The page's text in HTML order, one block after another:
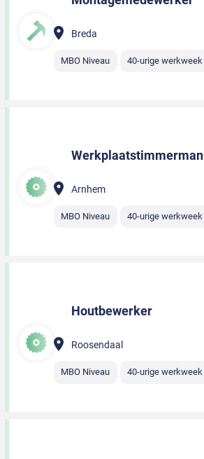
Breda
MBO Niveau 40-urige werkweek
Werkplaatstimmerman
Arnhem
MBO Niveau 40-urige werkweek
Houtbewerker
Roosendaal
MBO Niveau 40-urige werkweek